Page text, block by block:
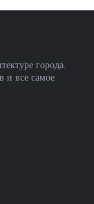
города.
и все самое